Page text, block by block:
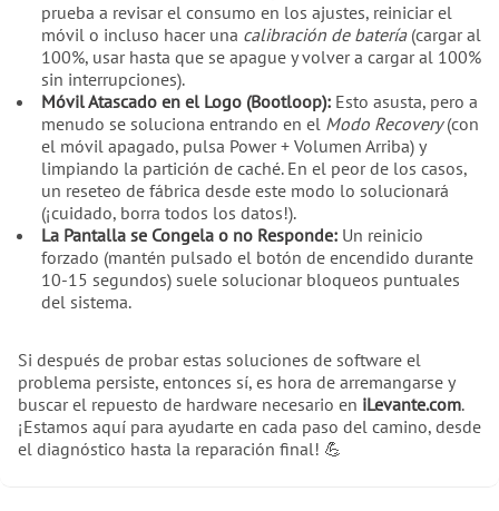
prueba a revisar el consumo en los ajustes, reiniciar el
móvil o incluso hacer una calibración de batería(cargar al
100%, usar hasta que se apague y volver a cargar al 100%
sin interrupciones).
Móvil Atascado en el Logo (Bootloop):Esto asusta, pero a
menudo se soluciona entrando en el Modo Recovery(con
el móvil apagado, pulsa Power + Volumen Arriba) y
limpiando la partición de caché. En el peor de los casos,
un reseteo de fábrica desde este modo lo solucionará
(¡cuidado, borra todos los datos!).
La Pantalla se Congela o no Responde:Un reinicio
forzado (mantén pulsado el botón de encendido durante
10-15 segundos) suele solucionar bloqueos puntuales
del sistema.
Si después de probar estas soluciones de software el
problema persiste, entonces sí, es hora de arremangarse y
buscar el repuesto de hardware necesario en iLevante.com.
¡Estamos aquí para ayudarte en cada paso del camino, desde
el diagnóstico hasta la reparación final! 💪